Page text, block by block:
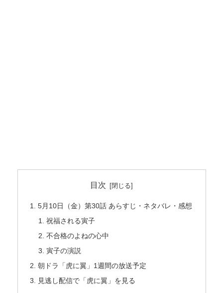
目次
5月10日（金）第30話 あらすじ・ネタバレ・感想
祝福される寅子
不合格のよねの心中
寅子の演説
朝ドラ「虎に翼」1週間の放送予定
見逃し配信で「虎に翼」を見る